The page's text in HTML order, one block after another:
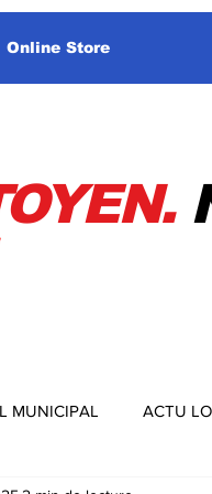
Online Store
MUNICIPAL ACTU